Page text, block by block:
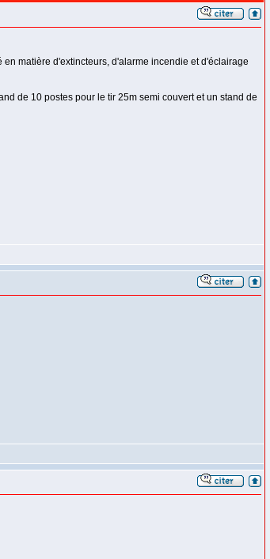
matière d'extincteurs, d'alarme incendie et d'éclairage
de 10 postes pour le tir 25m semi couvert et un stand de